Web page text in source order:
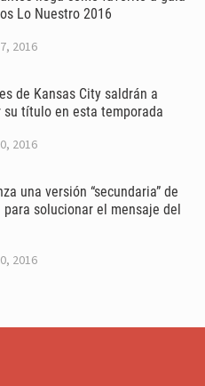
Lo Nuestro 2016
2016
de Kansas City saldrán a
su título en esta temporada
2016
una versión “secundaria” de
para solucionar el mensaje del
2016